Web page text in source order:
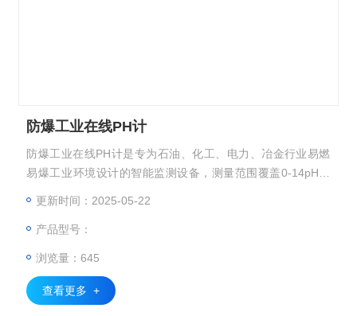
防爆工业在线PH计
防爆工业在线PH计是专为石油、化工、电力、冶金行业易燃
易爆工业环境设计的智能监测设备，测量范围覆盖0-14pH，
更新时间：2025-05-22
产品型号：
浏览量：645
查看更多 +